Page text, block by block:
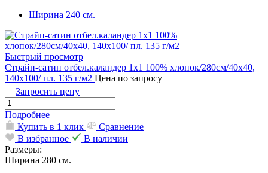
Ширина 240 см.
Быстрый просмотр
Страйп-сатин отбел.каландер 1х1 100% хлопок/280см/40х40,
140х100/ пл. 135 г/м2 Цена по запросу
Запросить цену
Подробнее
Купить в 1 клик
Сравнение
В избранное
В наличии
Размеры:
Ширина 280 см.